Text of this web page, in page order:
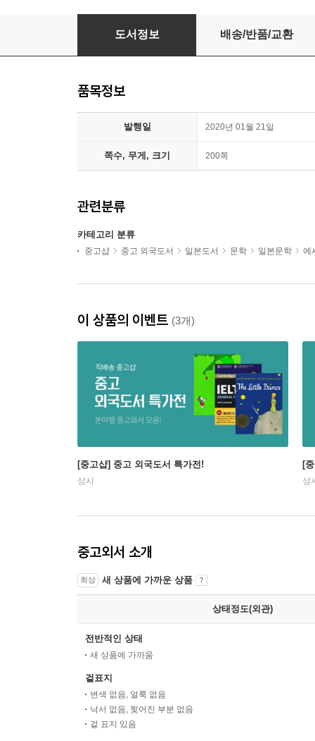
死にたいけどトッポッキは食べたい
도서정보 배송/반품/교환
품목정보
발행일 2020년 01월 21일
쪽수, 무게, 크기 200쪽
관련분류
카테고리 분류
중고샵 중고 외국도서 일본도서 문학 일본문학 에
이 상품의 이벤트 (3개)
[중고샵] 중고 외국도서 특가전!
상시
[
상
중고외서 소개
최상 새 상품에 가까운 상품
상태정도(외관)
전반적인 상태
새 상품에 가까움
겉표지
변색 없음, 얼룩 없음
낙서 없음, 찢어진 부분 없음
겉 표지 있음